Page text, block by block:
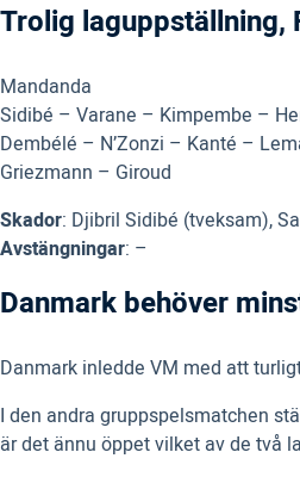
Trolig laguppställning,
Mandanda
Sidibé – Varane – Kimpembe –
Dembélé – N’Zonzi – Kanté –
Griezmann – Giroud
Skador: Djibril Sidibé (tveksam),
Avstängningar: –
Danmark behöver
Danmark inledde VM med att
I den andra gruppspelsmatchen
är det ännu öppet vilket av de två